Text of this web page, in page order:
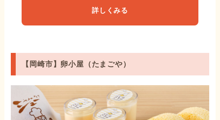
詳しくみる
【岡崎市】卵小屋（たまごや）